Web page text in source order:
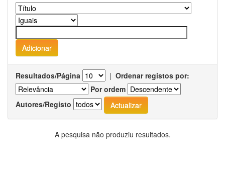
Resultados/Página | Ordenar registos por:
Por ordem
Autores/Registo
A pesquisa não produziu resultados.